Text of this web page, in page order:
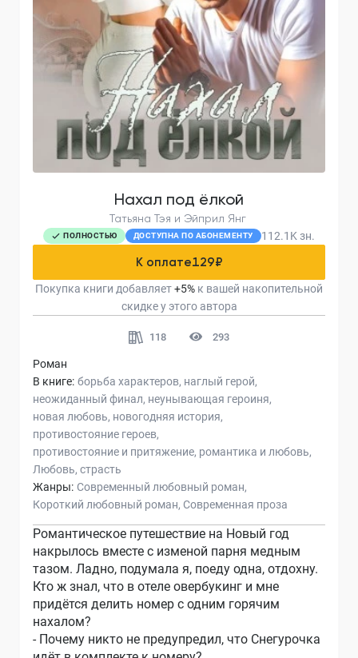
Нахал под ёлкой
Татьяна Тэя и Эйприл Янг
ПОЛНОСТЬЮ ДОСТУПНА ПО АБОНЕМЕНТУ 112.1K зн.
К оплате129₽
Покупка книги добавляет+5% к вашей накопительной
скидке у этого автора
118 293
Роман
В книге: борьба характеров наглый герой
неожиданный финал неунывающая героиня
новая любовь новогодняя история
противостояние героев
противостояние и притяжение романтика и любовь
Любовь страсть
Жанры: Современный любовный роман
Короткий любовный роман Современная проза
Романтическое путешествие на Новый год
накрылось вместе с изменой парня медным
тазом. Ладно, подумала я, поеду одна, отдохну.
Кто ж знал, что в отеле овербукинг и мне
придётся делить номер с одним горячим
нахалом?
- Почему никто не предупредил, что Снегурочка